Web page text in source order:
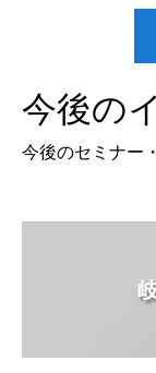
今後の
今後のセミナー